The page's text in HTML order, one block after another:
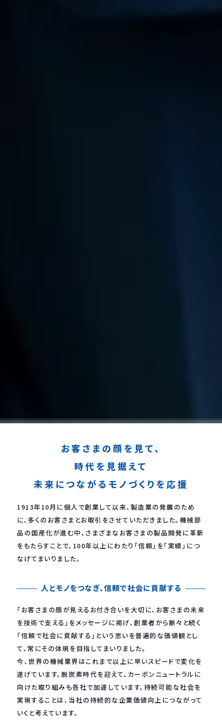
お客さまの顔を見て、
時代を見据えて
未来につながるモノづくりを応援
1913年10月に個人で創業して以来、製造業の発展のため
に、多くのお客さまとお取引をさせていただきました。 機械部
品の国産化が進む中、さまざまなお客さまの製品開発に革新
をもたらすことで、 100年以上にわたり「信頼」を「実績」につ
なげてまいりました。
人とモノをつなぎ、信頼で社会に貢献する
「お客さまの顔が見えるお付き合いを大切に、お客さまの未来
を技術で支える」をメッセージに掲げ、創業者から脈々と続く
「信頼で社会に貢献する」という思いを普遍的な価値観とし
て、常にその体現を目指してまいりました。
今、世界の機械業界はこれまで以上に早いスピードで変化を
遂げています。 脱炭素時代を迎えて、カーボンニュートラルに
向けた取り組みも各社で加速しています。 持続可能な社会を
実現することは、当社の持続的な企業価値向上につながって
いくと考えています。